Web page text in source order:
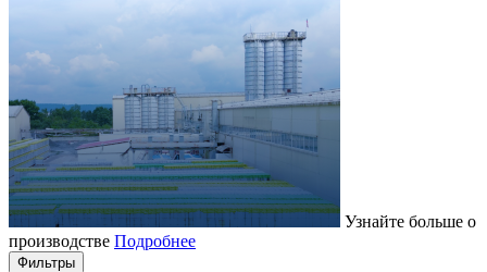
Узнайте больше о
производстве Подробнее
Фильтры